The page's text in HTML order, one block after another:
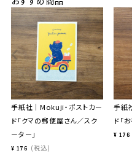
手紙社｜Mokuji・ポストカー
ド「クマの郵便屋さん／スク
ーター」
¥ 176 税込
手紙
ド「
¥ 176